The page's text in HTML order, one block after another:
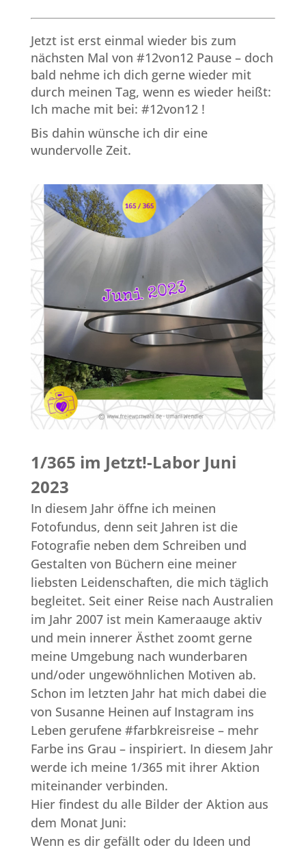
Jetzt ist erst einmal wieder bis zum
nächsten Mal von #12von12 Pause – doch
bald nehme ich dich gerne wieder mit
durch meinen Tag, wenn es wieder heißt:
Ich mache mit bei: #12von12 !
Bis dahin wünsche ich dir eine
wundervolle Zeit.
1/365 im Jetzt!-Labor Juni
2023
In diesem Jahr öffne ich meinen
Fotofundus, denn seit Jahren ist die
Fotografie neben dem Schreiben und
Gestalten von Büchern eine meiner
liebsten Leidenschaften, die mich täglich
begleitet. Seit einer Reise nach Australien
im Jahr 2007 ist mein Kameraauge aktiv
und mein innerer Ästhet zoomt gerne
meine Umgebung nach wunderbaren
und/oder ungewöhnlichen Motiven ab.
Schon im letzten Jahr hat mich dabei die
von Susanne Heinen auf Instagram ins
Leben gerufene #farbkreisreise – mehr
Farbe ins Grau – inspiriert. In diesem Jahr
werde ich meine 1/365 mit ihrer Aktion
miteinander verbinden.
Hier findest du alle Bilder der Aktion aus
dem Monat Juni:
Wenn es dir gefällt oder du Ideen und